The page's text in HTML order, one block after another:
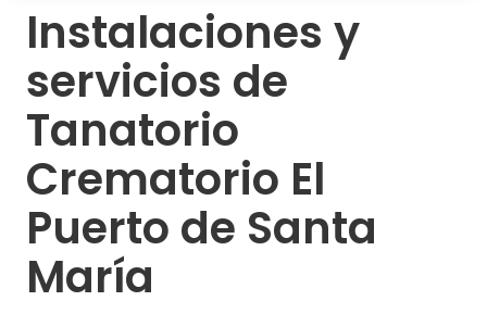
Instalaciones y
servicios de
Tanatorio
Crematorio El
Puerto de Santa
María